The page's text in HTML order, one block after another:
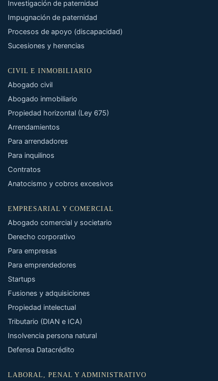
Investigación de paternidad
Impugnación de paternidad
Procesos de apoyo (discapacidad)
Sucesiones y herencias
CIVIL E INMOBILIARIO
Abogado civil
Abogado inmobiliario
Propiedad horizontal (Ley 675)
Arrendamientos
Para arrendadores
Para inquilinos
Contratos
Anatocismo y cobros excesivos
EMPRESARIAL Y COMERCIAL
Abogado comercial y societario
Derecho corporativo
Para empresas
Para emprendedores
Startups
Fusiones y adquisiciones
Propiedad intelectual
Tributario (DIAN e ICA)
Insolvencia persona natural
Defensa Datacrédito
LABORAL, PENAL Y ADMINISTRATIVO